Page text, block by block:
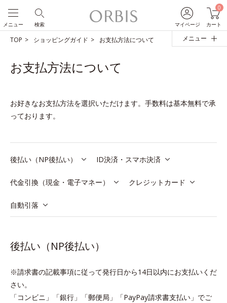
マイページ
0
カート
検索
メニュー
メニュー
TOP ショッピングガイド お支払方法について
お支払方法について
お好きなお支払方法を選択いただけます。手数料は基本無料で承
っております。
後払い（NP後払い） ID決済・スマホ決済
代金引換（現金・電子マネー） クレジットカード
自動引落
後払い（NP後払い）
※請求書の記載事項に従って発行日から14日以内にお支払いくだ
さい。
「コンビニ」「銀行」「郵便局」「PayPay請求書支払い」でご